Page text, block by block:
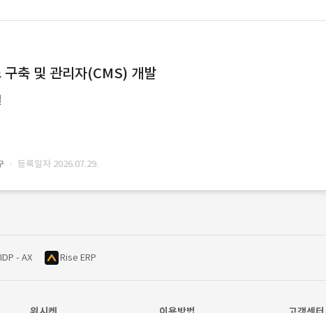
구축 및 관리자(CMS) 개발
· 등록일자 2026.07.29.
- AX Rise ERP